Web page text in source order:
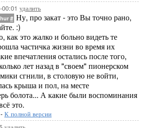
удалить
# Ну, про закат - это Вы точно рано,
:)
это жалко и больно видеть те
частичка жизни во время их
впечатления остались после того,
лет назад в "своем" пионерском
сгнили, в столовую не войти,
крыша и пол, на месте
болота... А какие были воспоминания
это.
- К полной версии